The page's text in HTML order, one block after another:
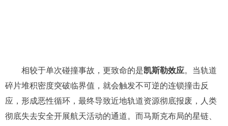
相较于单次碰撞事故，更致命的是凯斯勒效应。当轨道
碎片堆积密度突破临界值，就会触发不可逆的连锁撞击反
应，形成恶性循环，最终导致近地轨道资源彻底报废，人类
彻底失去安全开展航天活动的通道。而马斯克布局的星链、